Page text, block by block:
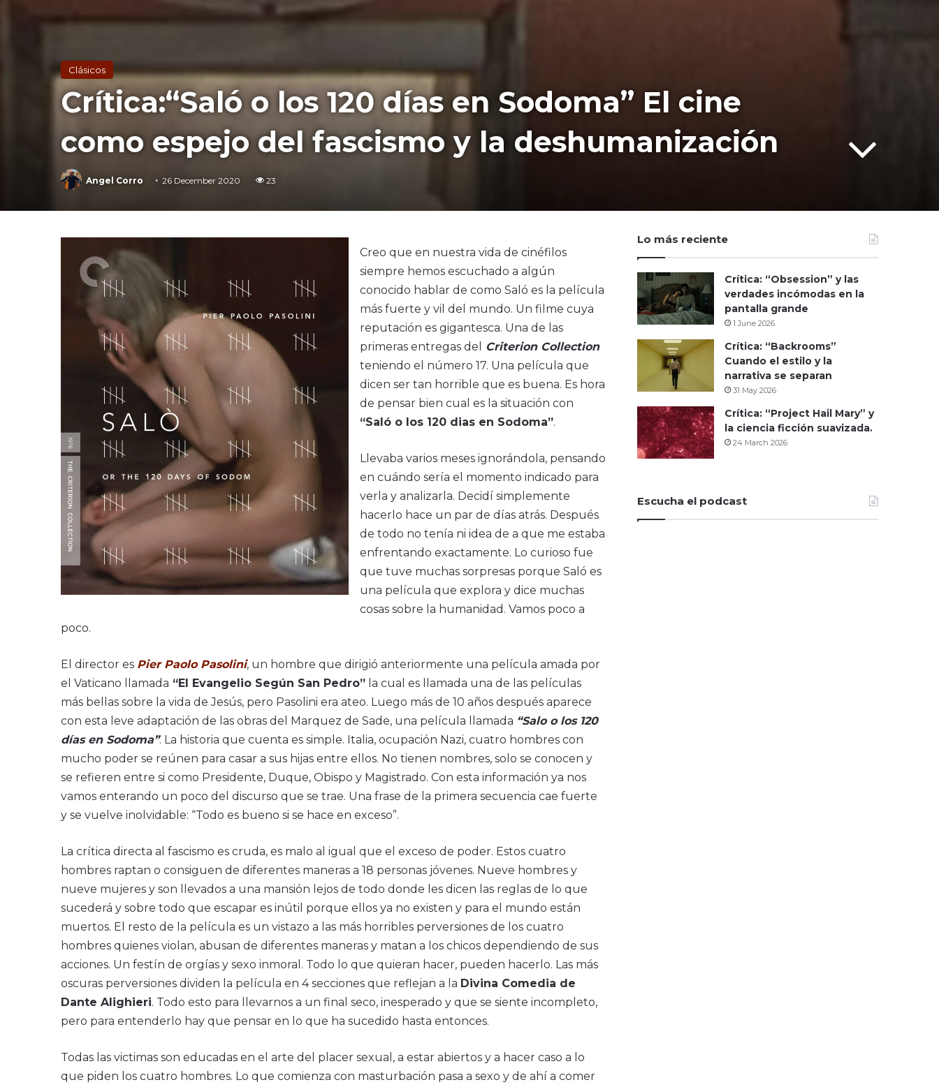
Clásicos
Crítica:“Saló o los 120 días en Sodoma” El cine
como espejo del fascismo y la deshumanización
Angel Corro 26 December 2020 23
Creo que en nuestra vida de cinéfilos
siempre hemos escuchado a algún
conocido hablar de como Saló es la película
más fuerte y vil del mundo. Un filme cuya
reputación es gigantesca. Una de las
primeras entregas del
Criterion Collection
teniendo el número 17. Una película que
dicen ser tan horrible que es buena. Es hora
de pensar bien cual es la situación con
“Saló o los 120 dias en Sodoma”.
Llevaba varios meses ignorándola, pensando
en cuándo sería el momento indicado para
verla y analizarla. Decidí simplemente
hacerlo hace un par de días atrás. Después
de todo no tenía ni idea de a que me estaba
enfrentando exactamente. Lo curioso fue
que tuve muchas sorpresas porque Saló es
una película que explora y dice muchas
cosas sobre la humanidad. Vamos poco a
poco.
El director es Pier Paolo Pasolini, un hombre que dirigió anteriormente una película amada por
el Vaticano llamada “El Evangelio Según San Pedro” la cual es llamada una de las películas
más bellas sobre la vida de Jesús, pero Pasolini era ateo. Luego más de 10 años después aparece
con esta leve adaptación de las obras del Marquez de Sade, una película llamada “Salo o los 120
días en Sodoma”. La historia que cuenta es simple. Italia, ocupación Nazi, cuatro hombres con
mucho poder se reúnen para casar a sus hijas entre ellos. No tienen nombres, solo se conocen y
se refieren entre si como Presidente, Duque, Obispo y Magistrado. Con esta información ya nos
vamos enterando un poco del discurso que se trae. Una frase de la primera secuencia cae fuerte
y se vuelve inolvidable: “Todo es bueno si se hace en exceso”.
La crítica directa al fascismo es cruda, es malo al igual que el exceso de poder. Estos cuatro
hombres raptan o consiguen de diferentes maneras a 18 personas jóvenes. Nueve hombres y
nueve mujeres y son llevados a una mansión lejos de todo donde les dicen las reglas de lo que
sucederá y sobre todo que escapar es inútil porque ellos ya no existen y para el mundo están
muertos. El resto de la película es un vistazo a las más horribles perversiones de los cuatro
hombres quienes violan, abusan de diferentes maneras y matan a los chicos dependiendo de sus
acciones. Un festín de orgías y sexo inmoral. Todo lo que quieran hacer, pueden hacerlo. Las más
oscuras perversiones dividen la película en 4 secciones que reflejan a la Divina Comedia de
Dante Alighieri. Todo esto para llevarnos a un final seco, inesperado y que se siente incompleto,
pero para entenderlo hay que pensar en lo que ha sucedido hasta entonces.
Todas las victimas son educadas en el arte del placer sexual, a estar abiertos y a hacer caso a lo
que piden los cuatro hombres. Lo que comienza con masturbación pasa a sexo y de ahí a comer
Lo más reciente
Crítica: “Obsession” y las
verdades incómodas en la
pantalla grande
1 June 2026
Crítica: “Backrooms”
Cuando el estilo y la
narrativa se separan
31 May 2026
Crítica: “Project Hail Mary” y
la ciencia ficción suavizada.
24 March 2026
Escucha el podcast